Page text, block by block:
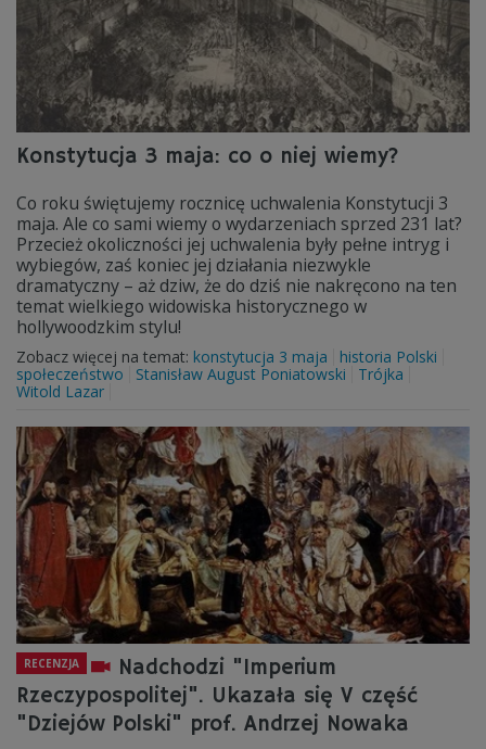
Konstytucja 3 maja: co o niej wiemy?
Co roku świętujemy rocznicę uchwalenia Konstytucji 3
maja. Ale co sami wiemy o wydarzeniach sprzed 231 lat?
Przecież okoliczności jej uchwalenia były pełne intryg i
wybiegów, zaś koniec jej działania niezwykle
dramatyczny – aż dziw, że do dziś nie nakręcono na ten
temat wielkiego widowiska historycznego w
hollywoodzkim stylu!
Zobacz więcej na temat: konstytucja 3 maja
historia Polski
społeczeństwo
Stanisław August Poniatowski
Trójka
Witold Lazar
RECENZJA
Nadchodzi "Imperium
Rzeczypospolitej". Ukazała się V część
"Dziejów Polski" prof. Andrzej Nowaka